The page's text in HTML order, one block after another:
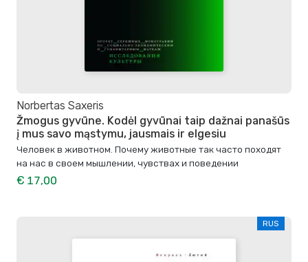
Norbertas Saxeris
Žmogus gyvūne. Kodėl gyvūnai taip dažnai panašūs
į mus savo mąstymu, jausmais ir elgesiu
Человек в животном. Почему животные так часто походят
на нас в своем мышлении, чувствах и поведении
€ 17,00
RUS